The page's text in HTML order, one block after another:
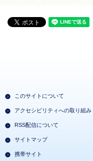
このサイトについて
アクセシビリティへの取り組み
RSS配信について
サイトマップ
携帯サイト